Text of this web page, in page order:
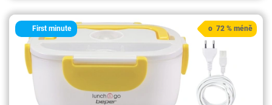
First minute o 72 % méně